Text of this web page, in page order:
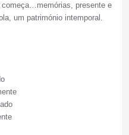
presente e
um património intemporal.